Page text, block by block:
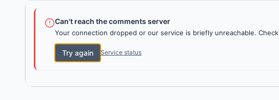
Can't reach the comments server
Your connection dropped or our service is briefly unreachable.
Try again Service status